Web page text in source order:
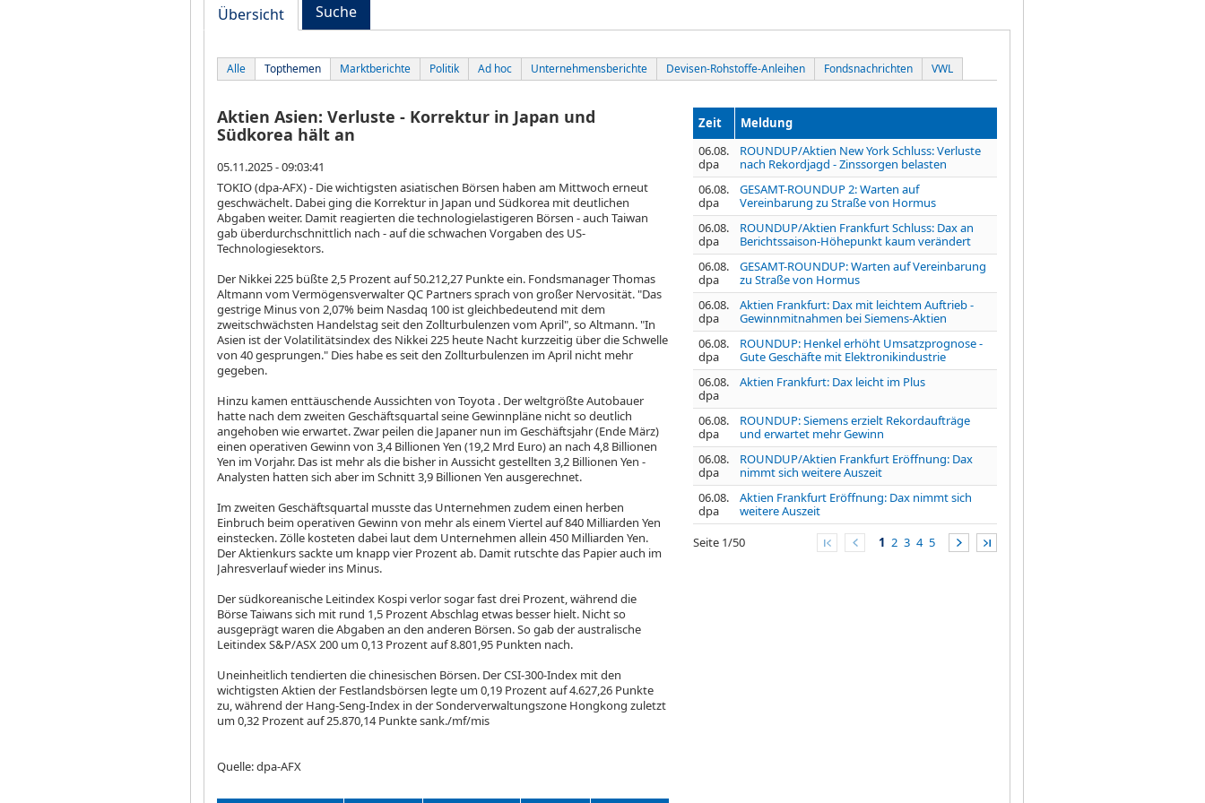
Übersicht Suche
Alle Topthemen Marktberichte Politik Ad hoc Unternehmensberichte Devisen-Rohstoffe-Anleihen Fondsnachrichten VWL
Aktien Asien: Verluste - Korrektur in Japan und
Südkorea hält an
05.11.2025 - 09:03:41
TOKIO (dpa-AFX) - Die wichtigsten asiatischen Börsen haben am Mittwoch erneut
geschwächelt. Dabei ging die Korrektur in Japan und Südkorea mit deutlichen
Abgaben weiter. Damit reagierten die technologielastigeren Börsen - auch Taiwan
gab überdurchschnittlich nach - auf die schwachen Vorgaben des US-
Technologiesektors.
Der Nikkei 225 büßte 2,5 Prozent auf 50.212,27 Punkte ein. Fondsmanager Thomas
Altmann vom Vermögensverwalter QC Partners sprach von großer Nervosität. "Das
gestrige Minus von 2,07% beim Nasdaq 100 ist gleichbedeutend mit dem
zweitschwächsten Handelstag seit den Zollturbulenzen vom April", so Altmann. "In
Asien ist der Volatilitätsindex des Nikkei 225 heute Nacht kurzzeitig über die Schwelle
von 40 gesprungen." Dies habe es seit den Zollturbulenzen im April nicht mehr
gegeben.
Hinzu kamen enttäuschende Aussichten von Toyota . Der weltgrößte Autobauer
hatte nach dem zweiten Geschäftsquartal seine Gewinnpläne nicht so deutlich
angehoben wie erwartet. Zwar peilen die Japaner nun im Geschäftsjahr (Ende März)
einen operativen Gewinn von 3,4 Billionen Yen (19,2 Mrd Euro) an nach 4,8 Billionen
Yen im Vorjahr. Das ist mehr als die bisher in Aussicht gestellten 3,2 Billionen Yen -
Analysten hatten sich aber im Schnitt 3,9 Billionen Yen ausgerechnet.
Im zweiten Geschäftsquartal musste das Unternehmen zudem einen herben
Einbruch beim operativen Gewinn von mehr als einem Viertel auf 840 Milliarden Yen
einstecken. Zölle kosteten dabei laut dem Unternehmen allein 450 Milliarden Yen.
Der Aktienkurs sackte um knapp vier Prozent ab. Damit rutschte das Papier auch im
Jahresverlauf wieder ins Minus.
Der südkoreanische Leitindex Kospiverlor sogar fast drei Prozent, während die
Börse Taiwans sich mit rund 1,5 Prozent Abschlag etwas besser hielt. Nicht so
ausgeprägt waren die Abgaben an den anderen Börsen. So gab der australische
Leitindex S&P/ASX 200 um 0,13 Prozent auf 8.801,95 Punkten nach.
Uneinheitlich tendierten die chinesischen Börsen. Der CSI-300-Index mit den
wichtigsten Aktien der Festlandsbörsen legte um 0,19 Prozent auf 4.627,26 Punkte
zu, während der Hang-Seng-Index in der Sonderverwaltungszone Hongkong zuletzt
um 0,32 Prozent auf 25.870,14 Punkte sank./mf/mis
Quelle: dpa-AFX
Zeit
Meldung
06.08.
dpa
ROUNDUP/Aktien New York Schluss: Verluste
nach Rekordjagd - Zinssorgen belasten
06.08.
dpa
GESAMT-ROUNDUP 2: Warten auf
Vereinbarung zu Straße von Hormus
06.08.
dpa
ROUNDUP/Aktien Frankfurt Schluss: Dax an
Berichtssaison-Höhepunkt kaum verändert
06.08.
dpa
GESAMT-ROUNDUP: Warten auf Vereinbarung
zu Straße von Hormus
06.08.
dpa
Aktien Frankfurt: Dax mit leichtem Auftrieb -
Gewinnmitnahmen bei Siemens-Aktien
06.08.
dpa
ROUNDUP: Henkel erhöht Umsatzprognose -
Gute Geschäfte mit Elektronikindustrie
06.08.
dpa
Aktien Frankfurt: Dax leicht im Plus
06.08.
dpa
ROUNDUP: Siemens erzielt Rekordaufträge
und erwartet mehr Gewinn
06.08.
dpa
ROUNDUP/Aktien Frankfurt Eröffnung: Dax
nimmt sich weitere Auszeit
06.08.
dpa
Aktien Frankfurt Eröffnung: Dax nimmt sich
weitere Auszeit
Seite 1/50 1 2 3 4 5